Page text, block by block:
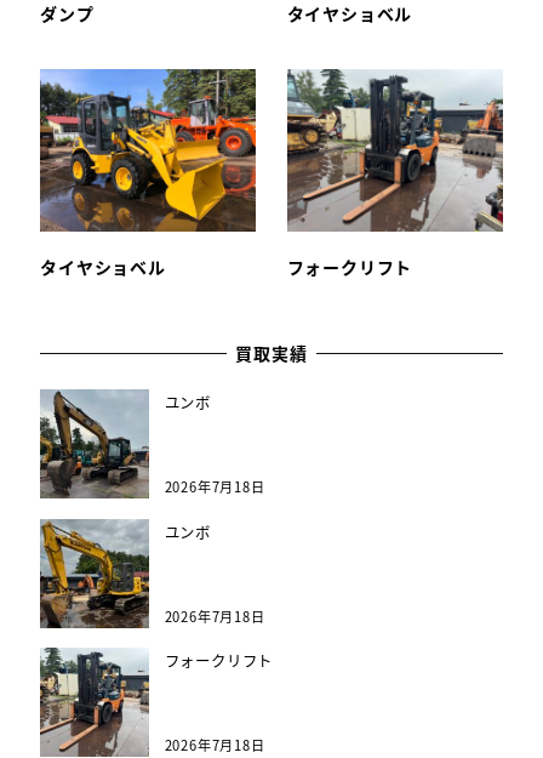
ダンプ タイヤショベル
タイヤショベル フォークリフト
買取実績
ユンボ
2026年7月18日
ユンボ
2026年7月18日
フォークリフト
2026年7月18日